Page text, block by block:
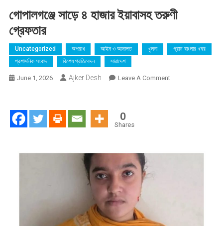
গোপালগঞ্জে সাড়ে ৪ হাজার ইয়াবাসহ তরুণী
গ্রেফতার
Uncategorized অপরাধ আইন ও আদালত খুলনা
গ্রাম বাংলার খবর
প্রশাসনিক সংবাদ
বিশেষ প্রতিবেদন সারাদেশ
June 1, 2026 Ajker Desh Leave A CommentOn
0
Shares